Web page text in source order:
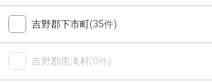
吉野郡下市町(35件)
吉野郡黒滝村(0件)